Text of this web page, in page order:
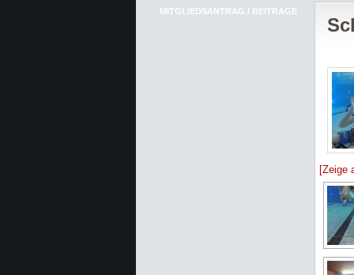
MITGLIEDSANTRAG / BEITRÄGE
[Zeige